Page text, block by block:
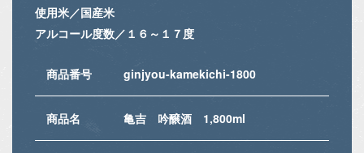
使用米／国産米
アルコール度数／１６～１７度
商品番号 ginjyou-kamekichi-1800
商品名 亀吉 吟醸酒 1,800ml